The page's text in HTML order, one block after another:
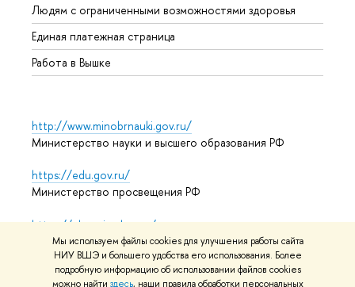
Мы используем файлы cookies для улучшения работы сайта
НИУ ВШЭ и большего удобства его использования. Более
подробную информацию об использовании файлов cookies
можно найти здесь, наши правила обработки персональных
Людям с ограниченными возможностями здоровья
Единая платежная страница
Работа в Вышке
http://www.minobrnauki.gov.ru/
Министерство науки и высшего образования РФ
https://edu.gov.ru/
Министерство просвещения РФ
https://elearning.hse.ru/mooc
Массовые открытые онлайн-курсы